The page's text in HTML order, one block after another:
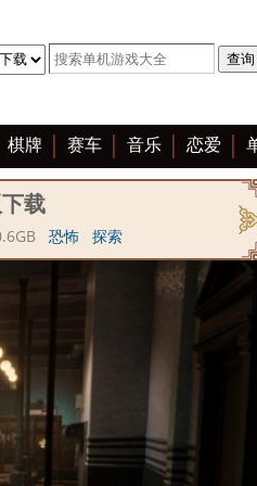
棋牌 赛车 音乐 恋爱
载
恐怖 探索